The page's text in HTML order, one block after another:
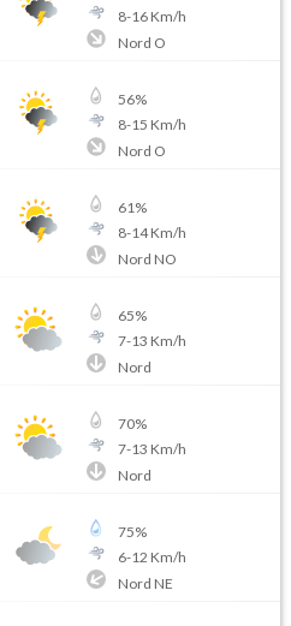
8-16Km/h
Nord O
56%
8-15 Km/h
Nord O
61%
8-14Km/h
Nord NO
65%
7-13 Km/h
Nord
70%
7-13 Km/h
Nord
75%
6-12 Km/h
Nord NE